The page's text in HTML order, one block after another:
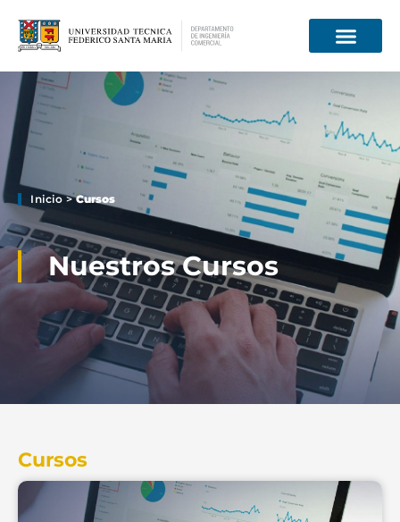
Información para
Inicio>Cursos
Nuestros Cursos
Cursos